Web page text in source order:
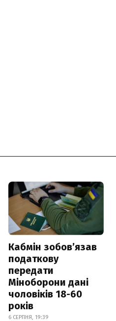
Кабмін зобовʼязав
податкову
передати
Міноборони дані
чоловіків 18-60
років
6 СЕРПНЯ, 19:39